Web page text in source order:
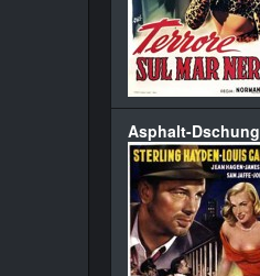
Asphalt-